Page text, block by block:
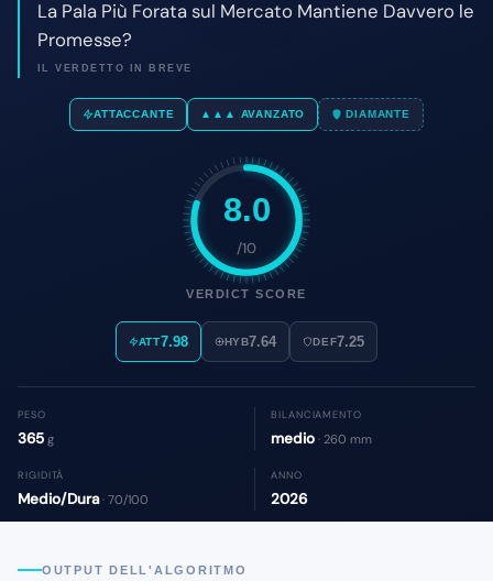
8.0
/10
VERDICT SCORE
ATT7.98 HYB7.64 DEF7.25
PESO
365 g
BILANCIAMENTO
medio · 260 mm
RIGIDITÀ
Medio/Dura· 70/100
ANNO
2026
OUTPUT DELL'ALGORITMO